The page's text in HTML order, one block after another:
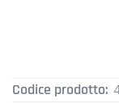
Codice prodotto: